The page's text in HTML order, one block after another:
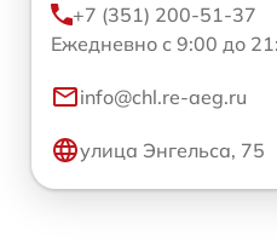
+7 (351) 200-51-37
Ежедневно с 9:00 до
info@chl.re-aeg.ru
улица Энгельса, 75